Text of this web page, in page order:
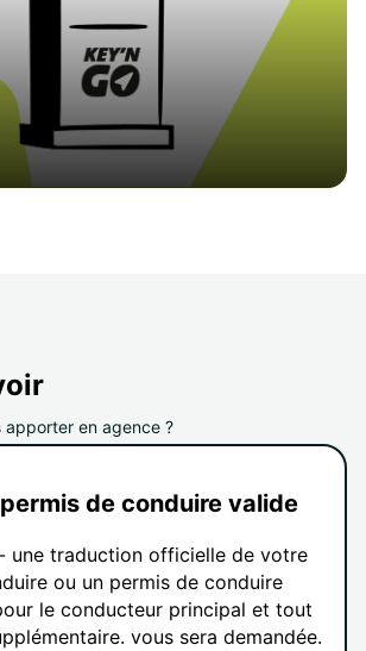
en agence ?
de conduire valide
une traduction officielle de votre
ou un permis de conduire
le conducteur principal et tout
vous sera demandée.